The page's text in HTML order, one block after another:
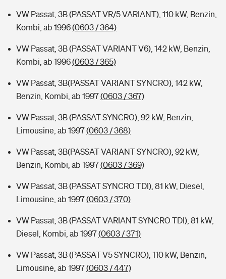
VW Passat, 3B (PASSAT VR/5 VARIANT), 110 kW, Benzin,
Kombi, ab 1996(0603 / 364)
VW Passat, 3B (PASSAT VARIANT V6), 142 kW, Benzin,
Kombi, ab 1996(0603 / 365)
VW Passat, 3B(PASSAT VARIANT SYNCRO), 142 kW,
Benzin, Kombi, ab 1997(0603 / 367)
VW Passat, 3B (PASSAT SYNCRO), 92 kW, Benzin,
Limousine, ab 1997(0603 / 368)
VW Passat, 3B(PASSAT VARIANT SYNCRO), 92 kW,
Benzin, Kombi, ab 1997(0603 / 369)
VW Passat, 3B (PASSAT SYNCRO TDI), 81 kW, Diesel,
Limousine, ab 1997(0603 / 370)
VW Passat, 3B (PASSAT VARIANT SYNCRO TDI), 81 kW,
Diesel, Kombi, ab 1997(0603 / 371)
VW Passat, 3B (PASSAT V5 SYNCRO), 110 kW, Benzin,
Limousine, ab 1997(0603 / 447)